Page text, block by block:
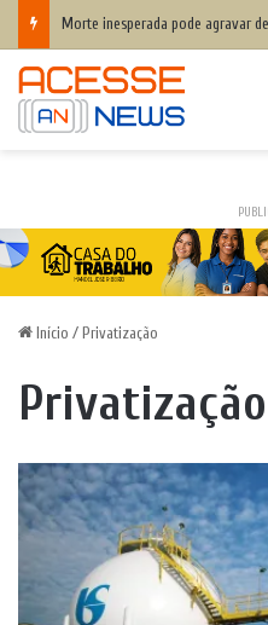
Morte inesperada pode agravar
Início / Privatização
Privatização